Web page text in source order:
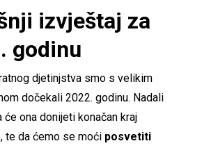
izvještaj za
godinu
djetinjstva smo s velikim
dočekali 2022. godinu. Nadali
će ona donijeti konačan kraj
te da ćemo se moći posvetiti